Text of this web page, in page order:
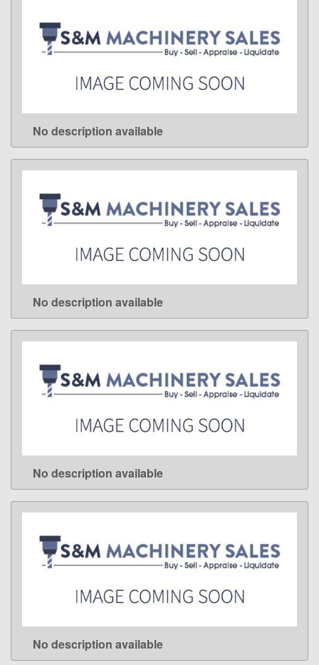
LEARN MORE
No description available
LEARN MORE
No description available
LEARN MORE
No description available
LEARN MORE
No description available